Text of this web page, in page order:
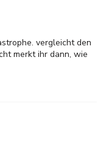
vergleicht den
merkt ihr dann, wie